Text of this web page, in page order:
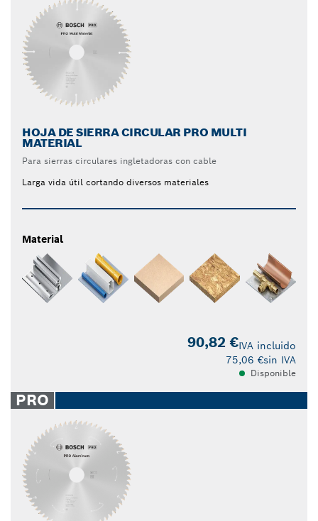
HOJA DE SIERRA CIRCULAR PRO MULTI
MATERIAL
Para sierras circulares ingletadoras con cable
Larga vida útil cortando diversos materiales
Material
90,82 €IVA incluido
75,06 €sin IVA
Disponible
PRO